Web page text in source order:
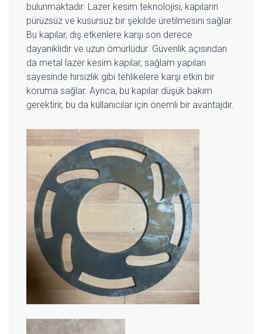
bulunmaktadır. Lazer kesim teknolojisi, kapıların
pürüzsüz ve kusursuz bir şekilde üretilmesini sağlar.
Bu kapılar, dış etkenlere karşı son derece
dayanıklıdır ve uzun ömürlüdür. Güvenlik açısından
da metal lazer kesim kapılar, sağlam yapıları
sayesinde hırsızlık gibi tehlikelere karşı etkin bir
koruma sağlar. Ayrıca, bu kapılar düşük bakım
gerektirir, bu da kullanıcılar için önemli bir avantajdır.